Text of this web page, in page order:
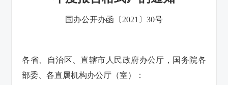
国办公开办函〔2021〕30号
各省、自治区、直辖市人民政府办公厅，国务院各
部委、各直属机构办公厅（室）：